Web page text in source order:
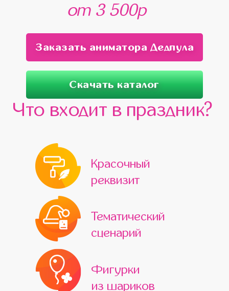
от 3 500р
Заказать аниматора Дедпула
Скачать каталог
Что входит в праздник?
Красочный
реквизит
Тематический
сценарий
Фигурки
из шариков